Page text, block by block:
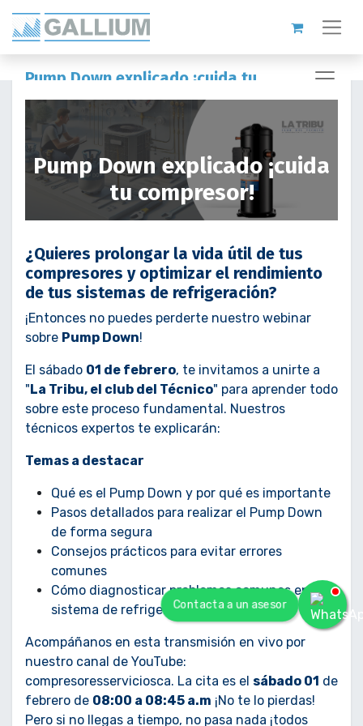
Pump Down explicado ¡cuida tu
compresor!
Pump Down explicado ¡cuida
tu compresor!
¿Quieres prolongar la vida útil de tus
compresores y optimizar el rendimiento
de tus sistemas de refrigeración?
¡Entonces no puedes perderte nuestro webinar
sobre Pump Down!
El sábado 01 de febrero, te invitamos a unirte a
"La Tribu, el club del Técnico" para aprender todo
sobre este proceso fundamental. Nuestros
técnicos expertos te explicarán:
Temas a destacar
Qué es el Pump Down y por qué es importante
Pasos detallados para realizar el Pump Down
de forma segura
Consejos prácticos para evitar errores
comunes
Cómo diagnosticar problemas comunes en el
sistema de refrigeración
Acompáñanos en esta transmisión en vivo por
nuestro canal de YouTube:
compresoresserviciosca. La cita es el sábado 01 de
febrero de 08:00 a 08:45 a.m ¡No te lo pierdas!
Pero si no llegas a tiempo, no pasa nada ¡todos
Contacta a un asesor